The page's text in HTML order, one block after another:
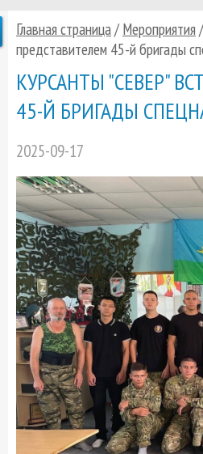
Главная страница/ Мероприятия
представителем 45-й бригады
КУРСАНТЫ "СЕВЕР"
45-Й БРИГАДЫ
2025-09-17